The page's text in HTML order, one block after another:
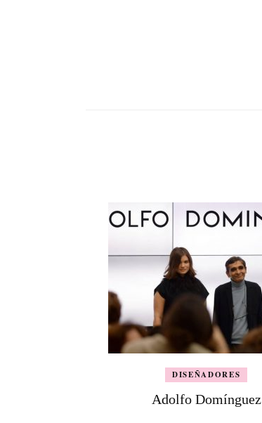
DISEÑADORES
Adolfo Domínguez